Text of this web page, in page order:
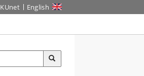
KUnet English